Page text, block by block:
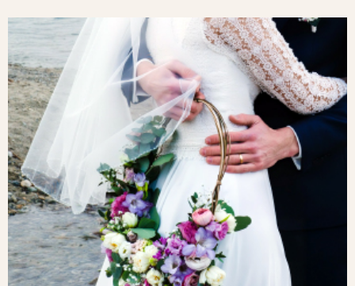
ÜRSORGE AUSZUDRÜCKEN DIESER S
CHÖNE STRAUSS AUS 20 SCHÖNEN WE
ISSEN ROSEN KANN IN DER GAN
ZEN SCHWEIZ GELIEFERT WER
DEN.